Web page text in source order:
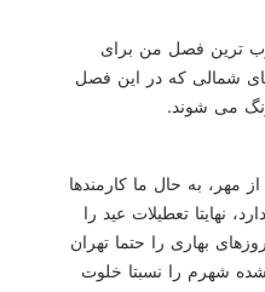
ترین فصل من برای
شمالی كه در این فصل
می شوند.
مهر، به حال ما كارمندها
نهایتا تعطیلات عید را
بهاری را حتما تهران
شهرم را نسبتا خلوت